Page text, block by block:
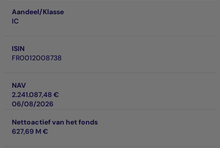
Aandeel/Klasse
IC
ISIN
FR0012008738
NAV
2.241.087,48 €
06/08/2026
Nettoactief van het fonds
627,69 M €